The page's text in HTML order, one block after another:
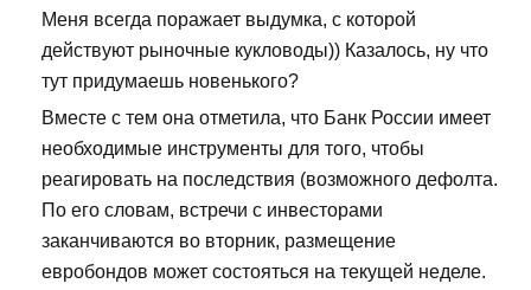
Меня всегда поражает выдумка, с которой
действуют рыночные кукловоды)) Казалось, ну что
тут придумаешь новенького?
Вместе с тем она отметила, что Банк России имеет
необходимые инструменты для того, чтобы
реагировать на последствия (возможного дефолта.
По его словам, встречи с инвесторами
заканчиваются во вторник, размещение
евробондов может состояться на текущей неделе.